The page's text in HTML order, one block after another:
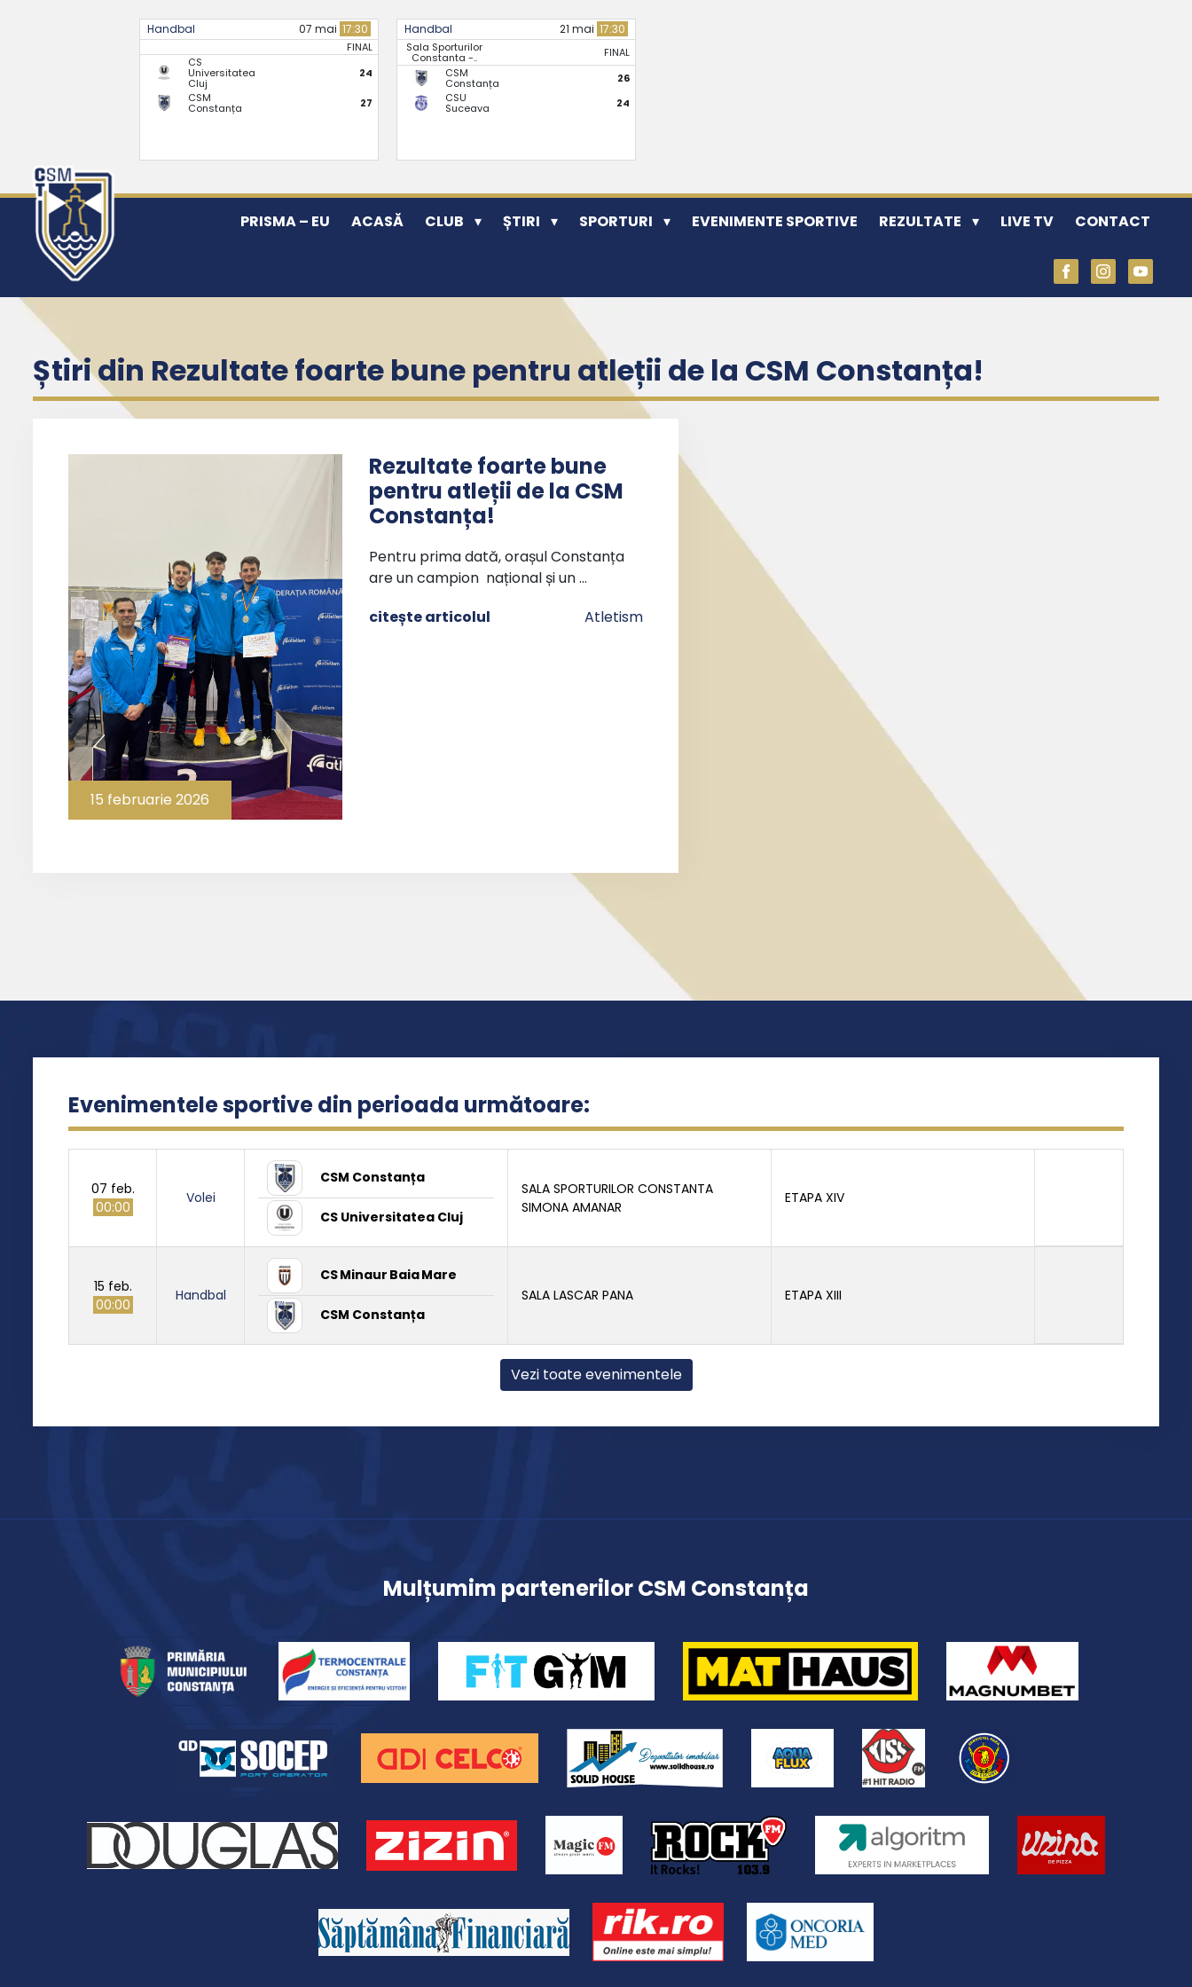
Handbal 07 mai 17:30
FINAL
CS
Universitatea
Cluj
24
CSM
Constanța 27
Handbal 21 mai 17:30
Sala Sporturilor
Constanta -..
FINAL
CSM
Constanța
26
CSU
Suceava 24
PRISMA – EU ACASĂ CLUB ȘTIRI SPORTURI EVENIMENTE SPORTIVE REZULTATE LIVE TV CONTACT
Știri din Rezultate foarte bune pentru atleții de la CSM Constanța!
15 februarie 2026
Rezultate foarte bune
pentru atleții de la CSM
Constanța!
Pentru prima dată, orașul Constanța
are un campion național și un …
citește articolul
Atletism
Evenimentele sportive din perioada următoare:
07 feb.
00:00
Volei
CSM Constanța
CS Universitatea Cluj
SALA SPORTURILOR CONSTANTA
SIMONA AMANAR
ETAPA XIV
15 feb.
00:00
Handbal
CS Minaur Baia Mare
CSM Constanța
SALA LASCAR PANA ETAPA XIII
Vezi toate evenimentele
Mulțumim partenerilor CSM Constanța